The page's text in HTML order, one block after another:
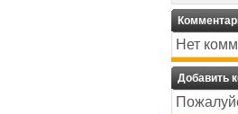
Нет
Добавить